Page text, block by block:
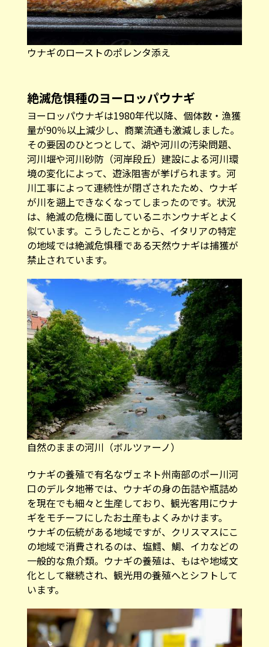
絶滅危惧種のヨーロッパウナギ
その要因のひとつとして、湖や河川の汚染問題、
河川堰や河川砂防（河岸段丘）建設による河川環
境の変化によって、遊泳阻害が挙げられます。河
川工事によって連続性が閉ざされたため、ウナギ
が川を遡上できなくなってしまったのです。状況
は、絶滅の危機に面しているニホンウナギとよく
似ています。こうしたことから、イタリアの特定
の地域では絶滅危惧種である天然ウナギは捕獲が
禁止されています。
自然のままの河川（ボルツァーノ）
ウナギの養殖で有名なヴェネト州南部のポー川河
口のデルタ地帯では、ウナギの身の缶詰や瓶詰め
を現在でも細々と生産しており、観光客用にウナ
ウナギの伝統がある地域ですが、クリスマスにこ
の地域で消費されるのは、塩鱈、鯛、イカなどの
一般的な魚介類。ウナギの養殖は、もはや地域文
化として継続され、観光用の養殖へとシフトして
います。